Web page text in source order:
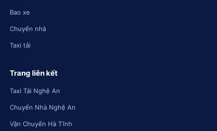
Bao xe
Chuyển nhà
Taxi tải
Trang liên kết
Taxi Tải Nghệ An
Chuyển Nhà Nghệ An
Vận Chuyển Hà Tĩnh